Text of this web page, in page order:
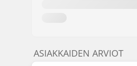
ASIAKKAIDEN ARVIOT